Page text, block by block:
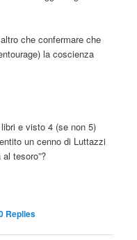
che confermare che
la coscienza
e visto 4 (se non 5)
un cenno di Luttazzi
tesoro”?
Replies